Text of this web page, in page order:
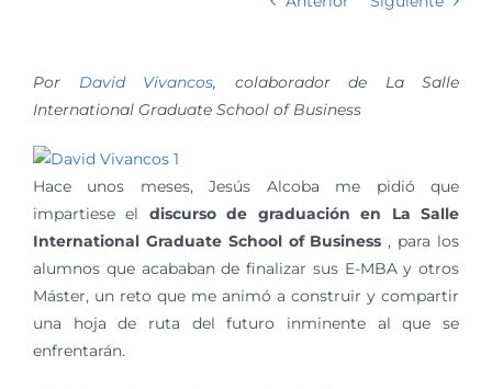
Por David Vivancos, colaborador de La Salle
International Graduate School of Business
Hace unos meses, Jesús Alcoba me pidió que
impartiese el discurso de graduación en La Salle
International Graduate School of Business , para los
alumnos que acababan de finalizar sus E-MBA y otros
Máster, un reto que me animó a construir y compartir
una hoja de ruta del futuro inminente al que se
enfrentarán.